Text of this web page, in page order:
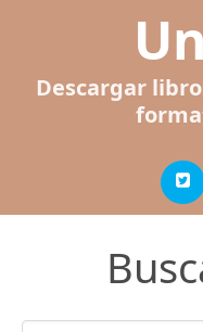
Descargar